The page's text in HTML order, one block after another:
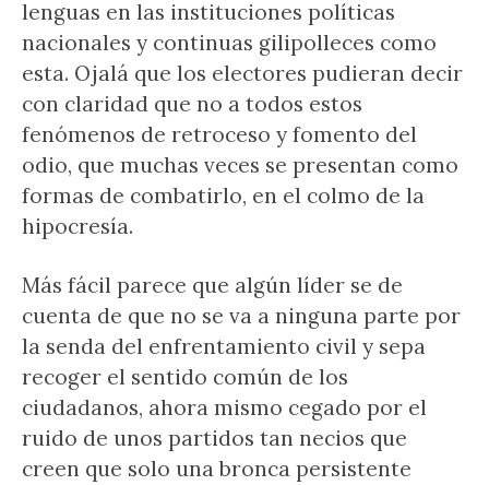
lenguas en las instituciones políticas
nacionales y continuas gilipolleces como
esta. Ojalá que los electores pudieran decir
con claridad que no a todos estos
fenómenos de retroceso y fomento del
odio, que muchas veces se presentan como
formas de combatirlo, en el colmo de la
hipocresía.
Más fácil parece que algún líder se de
cuenta de que no se va a ninguna parte por
la senda del enfrentamiento civil y sepa
recoger el sentido común de los
ciudadanos, ahora mismo cegado por el
ruido de unos partidos tan necios que
creen que solo una bronca persistente